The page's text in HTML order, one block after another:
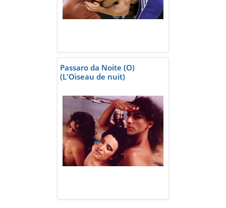
Passaro da Noite (O)
(L'Oiseau de nuit)